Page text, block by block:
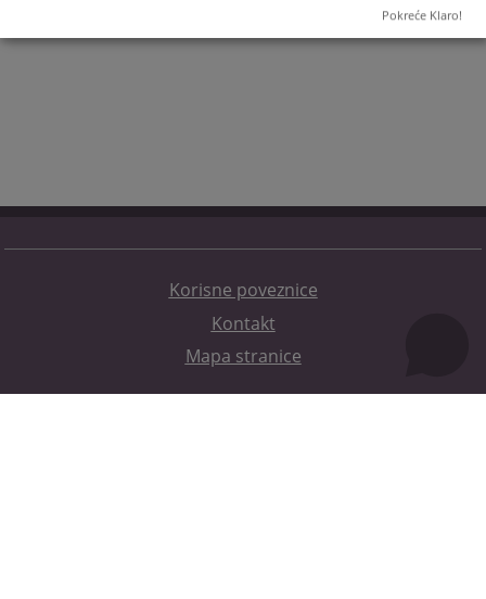
Korisne poveznice
Kontakt
Mapa stranice
Pokreće Klaro!